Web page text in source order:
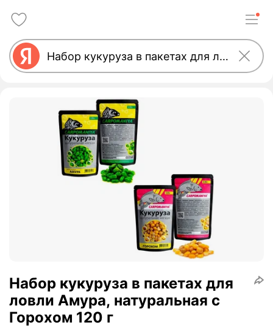
Набор кукуруза в пакетах для
ловли Амура, натуральная с
Горохом 120 г